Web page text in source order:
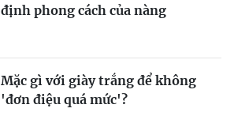
định phong cách của nàng
Mặc gì với giày trắng để không
'đơn điệu quá mức'?